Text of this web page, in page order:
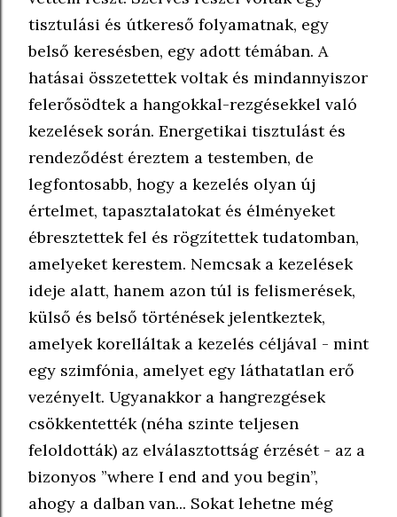
tisztulási és útkereső folyamatnak, egy
belső keresésben, egy adott témában. A
hatásai összetettek voltak és mindannyiszor
felerősödtek a hangokkal-rezgésekkel való
kezelések során. Energetikai tisztulást és
rendeződést éreztem a testemben, de
legfontosabb, hogy a kezelés olyan új
értelmet, tapasztalatokat és élményeket
ébresztettek fel és rögzítettek tudatomban,
amelyeket kerestem. Nemcsak a kezelések
ideje alatt, hanem azon túl is felismerések,
külső és belső történések jelentkeztek,
amelyek korelláltak a kezelés céljával - mint
egy szimfónia, amelyet egy láthatatlan erő
vezényelt. Ugyanakkor a hangrezgések
csökkentették (néha szinte teljesen
feloldották) az elválasztottság érzését - az a
bizonyos ”where I end and you begin”,
ahogy a dalban van... Sokat lehetne még